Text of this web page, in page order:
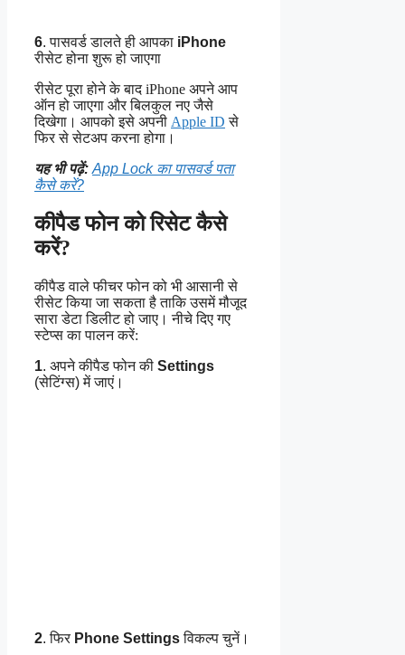
6. पासवर्ड डालते ही आपका iPhone
रीसेट होना शुरू हो जाएगा
रीसेट पूरा होने के बाद iPhone अपने आप
ऑन हो जाएगा और बिलकुल नए जैसे
दिखेगा। आपको इसे अपनी Apple ID से
फिर से सेटअप करना होगा।
यह भी पढ़ें: App Lock का पासवर्ड पता
कैसे करें?
कीपैड फोन को रिसेट कैसे
करें?
कीपैड वाले फीचर फोन को भी आसानी से
रीसेट किया जा सकता है ताकि उसमें मौजूद
सारा डेटा डिलीट हो जाए। नीचे दिए गए
स्टेप्स का पालन करें:
1. अपने कीपैड फोन की Settings
(सेटिंग्स) में जाएं।
2. फिर Phone Settingsविकल्प चुनें।